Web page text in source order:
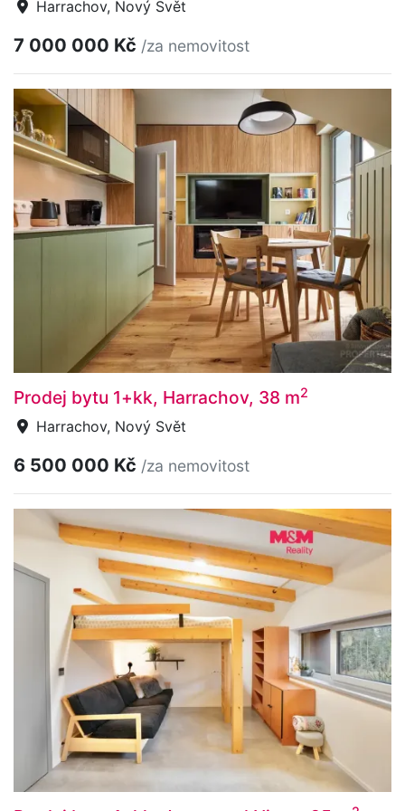
Harrachov, Nový Svět
7 000 000 Kč /za nemovitost
Prodej bytu 1+kk, Harrachov, 38 m2
Harrachov, Nový Svět
6 500 000 Kč /za nemovitost